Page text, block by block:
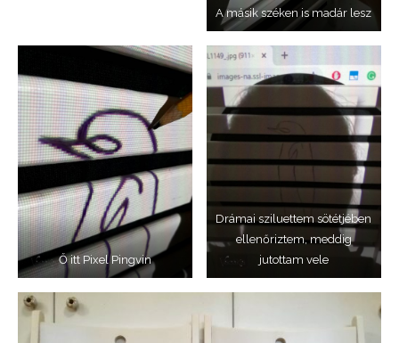
A másik széken is madár lesz
Ő itt Pixel Pingvin
Drámai sziluettem sötétjében
ellenőriztem, meddig
jutottam vele